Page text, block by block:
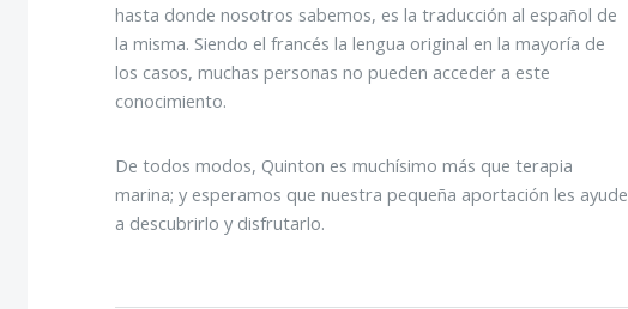
hasta donde nosotros sabemos, es la traducción al español de
la misma. Siendo el francés la lengua original en la mayoría de
los casos, muchas personas no pueden acceder a este
conocimiento.
De todos modos, Quinton es muchísimo más que terapia
marina; y esperamos que nuestra pequeña aportación les ayude
a descubrirlo y disfrutarlo.